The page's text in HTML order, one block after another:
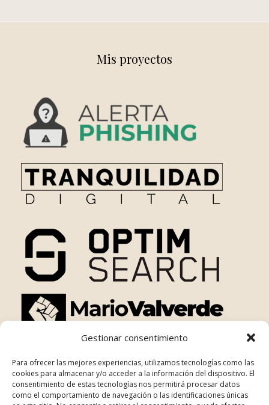
Gestionar consentimiento
Para ofrecer las mejores experiencias, utilizamos tecnologías como las
cookies para almacenar y/o acceder a la información del dispositivo. El
consentimiento de estas tecnologías nos permitirá procesar datos
como el comportamiento de navegación o las identificaciones únicas
Mis proyectos